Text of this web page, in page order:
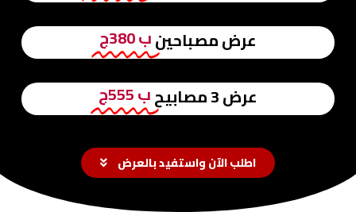
عرض مصباحينب 380ج
عرض 3 مصابيح
ب 555ج
اطلب الآن واستفيد بالعرض